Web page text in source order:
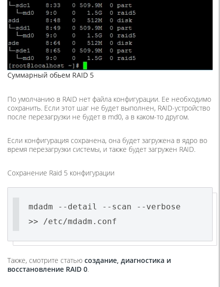
Суммарный обьем RAID 5
По умолчанию в RAID нет файла конфигурации. Ее необходимо
сохранить. Если этот шаг не будет выполнен, RAID-устройство
после перезагрузки не будет в md0, а в каком-то другом.
Если конфигурация сохранена, она будет загружена в ядро ​​во
время перезагрузки системы, и также будет загружен RAID.
Сохранение Raid 5 конфигурации
mdadm --detail --scan --verbose
>> /etc/mdadm.conf
Также, смотрите статью создание, диагностика и
восстановление RAID 0.